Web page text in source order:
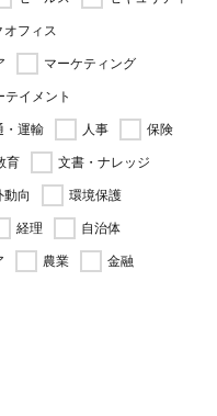
オフィス
マーケティング
テイメント
・運輸 人事
保険
育
文書・ナレッジ
動向
環境保護
経理
自治体
農業 金融